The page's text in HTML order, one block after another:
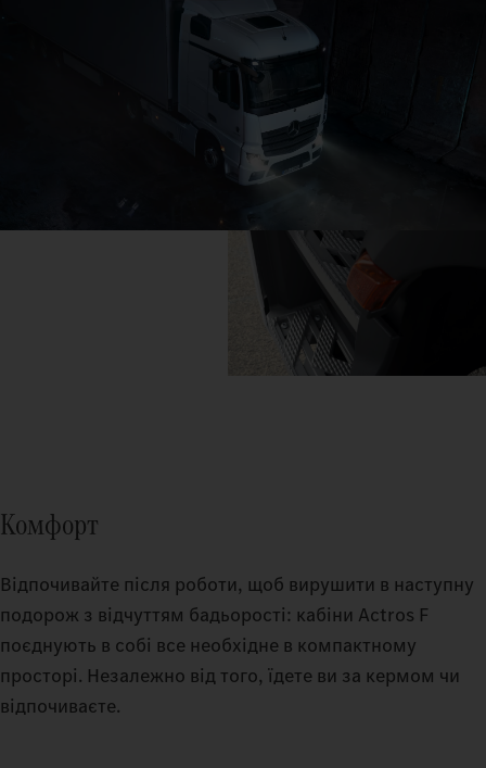
Комфорт
Відпочивайте після роботи, щоб вирушити в наступну
подорож з відчуттям бадьорості: кабіни Actros F
поєднують в собі все необхідне в компактному
просторі. Незалежно від того, їдете ви за кермом чи
відпочиваєте.